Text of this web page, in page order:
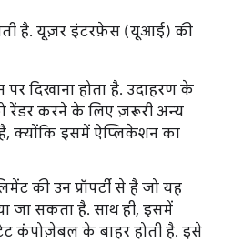
है. यूज़र इंटरफ़ेस (यूआई) की
दिखाना होता है. उदाहरण के
करने के लिए ज़रूरी अन्य
क्योंकि इसमें ऐप्लिकेशन का
उन प्रॉपर्टी से है जो यह
जा सकता है. साथ ही, इसमें
कंपोज़ेबल के बाहर होती है. इसे